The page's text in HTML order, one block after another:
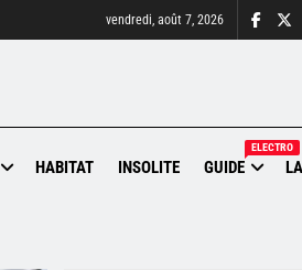
vendredi, août 7, 2026
HABITAT INSOLITE GUIDE
ELECTRO